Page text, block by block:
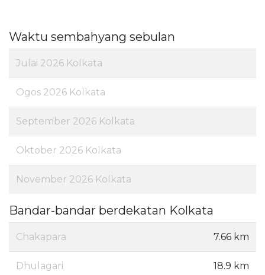
Waktu sembahyang sebulan
Julai 2026 Kolkata
Ogos 2026 Kolkata
September 2026 Kolkata
Oktober 2026 Kolkata
November 2026 Kolkata
Bandar-bandar berdekatan Kolkata
Chakapara 7.66 km
Dhulagari 18.9 km